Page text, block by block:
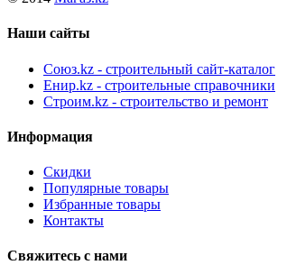
Наши сайты
Союз.kz - строительный сайт-каталог
Енир.kz - строительные справочники
Строим.kz - строительство и ремонт
Информация
Скидки
Популярные товары
Избранные товары
Контакты
Свяжитесь с нами